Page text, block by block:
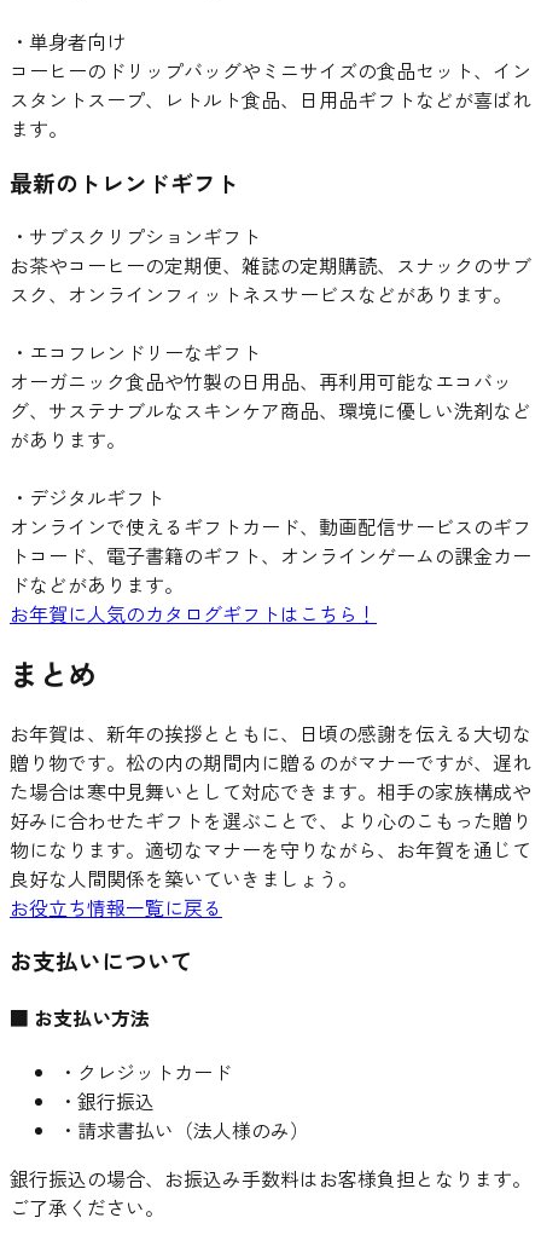
・単身者向け
コーヒーのドリップバッグやミニサイズの食品セット、イン
スタントスープ、レトルト食品、日用品ギフトなどが喜ばれ
ます。
最新のトレンドギフト
・サブスクリプションギフト
お茶やコーヒーの定期便、雑誌の定期購読、スナックのサブ
スク、オンラインフィットネスサービスなどがあります。
・エコフレンドリーなギフト
オーガニック食品や竹製の日用品、再利用可能なエコバッ
グ、サステナブルなスキンケア商品、環境に優しい洗剤など
があります。
・デジタルギフト
オンラインで使えるギフトカード、動画配信サービスのギフ
トコード、電子書籍のギフト、オンラインゲームの課金カー
ドなどがあります。
お年賀に人気のカタログギフトはこちら！
まとめ
お年賀は、新年の挨拶とともに、日頃の感謝を伝える大切な
贈り物です。松の内の期間内に贈るのがマナーですが、遅れ
た場合は寒中見舞いとして対応できます。相手の家族構成や
好みに合わせたギフトを選ぶことで、より心のこもった贈り
物になります。適切なマナーを守りながら、お年賀を通じて
良好な人間関係を築いていきましょう。
お役立ち情報一覧に戻る
お支払いについて
■ お支払い方法
・クレジットカード
・銀行振込
・請求書払い（法人様のみ）
銀行振込の場合、お振込み手数料はお客様負担となります。
ご了承ください。